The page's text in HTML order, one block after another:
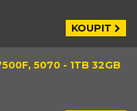
KOUPIT
5070 - 1TB 32GB